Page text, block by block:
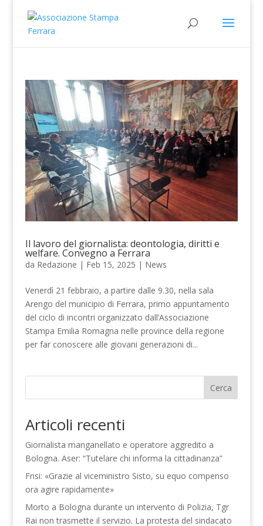
Il lavoro del giornalista: deontologia, diritti e
welfare. Convegno a Ferrara
da Redazione | Feb 15, 2025 | News
Venerdì 21 febbraio, a partire dalle 9.30, nella sala
Arengo del municipio di Ferrara, primo appuntamento
del ciclo di incontri organizzato dall’Associazione
Stampa Emilia Romagna nelle province della regione
per far conoscere alle giovani generazioni di...
Cerca
Articoli recenti
Giornalista manganellato e operatore aggredito a
Bologna. Aser: “Tutelare chi informa la cittadinanza”
Fnsi: «Grazie al viceministro Sisto, su equo compenso
ora agire rapidamente»
Morto a Bologna durante un intervento di Polizia, Tgr
Rai non trasmette il servizio. La protesta del sindacato